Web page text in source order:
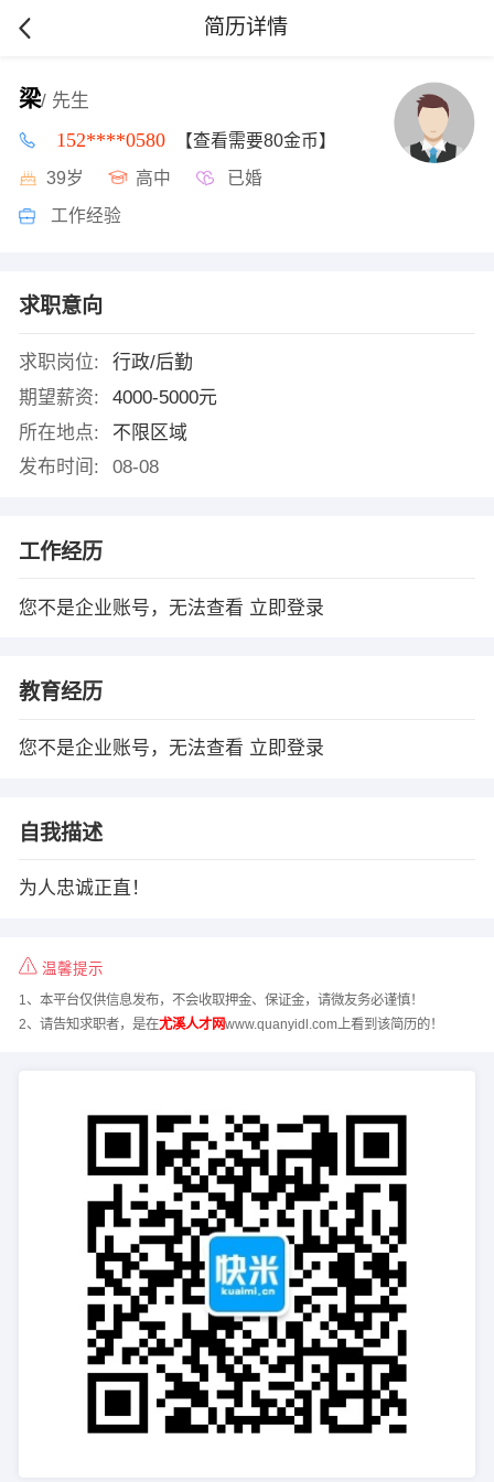
简历详情
梁/ 先生
152****0580 【查看需要80金币】
39岁 高中 已婚
工作经验
求职意向
求职岗位:
行政/后勤
期望薪资:
4000-5000元
所在地点:
不限区域
发布时间:
08-08
工作经历
您不是企业账号，无法查看 立即登录
教育经历
您不是企业账号，无法查看 立即登录
自我描述
为人忠诚正直！
温馨提示
1、本平台仅供信息发布，不会收取押金、保证金，请微友务必谨慎！
2、请告知求职者，是在尤溪人才网www.quanyidl.com上看到该简历的！